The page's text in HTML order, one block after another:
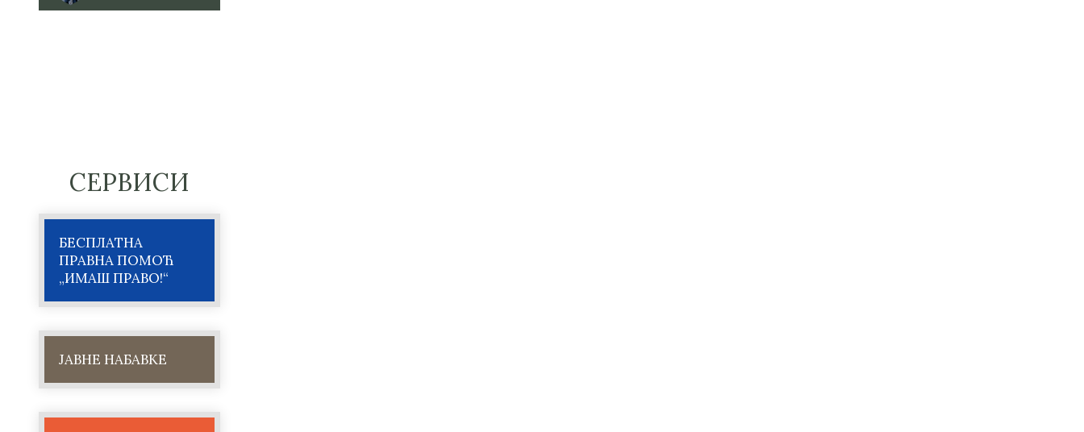
СЕРВИСИ
БЕСПЛАТНА
ПРАВНА ПОМОЋ
„ИМАШ ПРАВО!“
ЈАВНЕ НАБАВКЕ